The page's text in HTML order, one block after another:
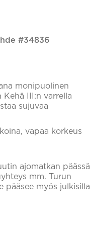
#34836
monipuolinen
Kehä III:n varrella
sujuvaa
vapaa korkeus
ajomatkan päässä
mm. Turun
pääsee myös julkisilla